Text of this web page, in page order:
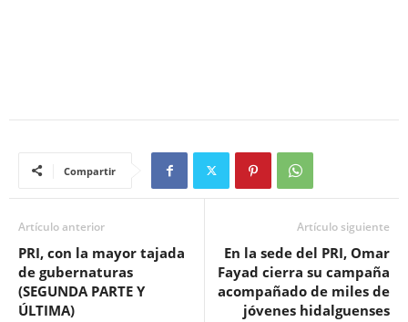
Compartir
Artículo anterior
PRI, con la mayor tajada
de gubernaturas
(SEGUNDA PARTE Y
ÚLTIMA)
Artículo siguiente
En la sede del PRI, Omar
Fayad cierra su campaña
acompañado de miles de
jóvenes hidalguenses